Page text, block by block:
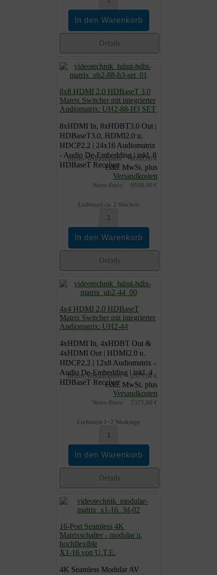
Details
8x8 HDMI 2.0 HDBaseT 3.0
Matrix Switcher mit integrierter
Audiomatrix: UH2-88-H3 SET
8xHDMI In, 8xHDBT3.0 Out |
HDBaseT3.0, HDMI2.0 u.
HDCP2.2 | 24x16 Audiomatrix
- Audio De-Embedding | inkl. 8
HDBaseT Receiver
Brutto-Verkaufspreis: 9598,00 €
exkl. MwSt. plus
Versandkosten
Netto-Preis: 9598,00 €
Lieferzeit ca. 2 Wochen
Details
4x4 HDMI 2.0 HDBaseT
Matrix Switcher mit integrierter
Audiomatrix: UH2-44
4xHDMI In, 4xHDBT Out &
4xHDMI Out | HDMI2.0 u.
HDCP2.2 | 12x8 Audiomatrix -
Audio De-Embedding | inkl. 4
HDBaseT Receiver
Brutto-Verkaufspreis: 2375,00 €
exkl. MwSt. plus
Versandkosten
Netto-Preis: 2375,00 €
Lieferzeit 1−2 Werktage
Details
16-Port Seamless 4K
Matrixschalter - modular u.
hochflexible
X1-16 von U.T.E.
4K Seamless Modular AV